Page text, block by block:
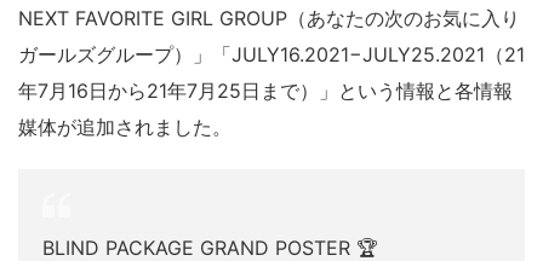
NEXT FAVORITE GIRL GROUP（あなたの次のお気に入り
ガールズグループ）」「JULY16.2021−JULY25.2021（21
年7月16日から21年7月25日まで）」という情報と各情報
媒体が追加されました。
BLIND PACKAGE GRAND POSTER 🏆